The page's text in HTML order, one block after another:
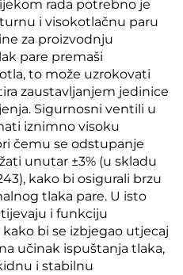
rada potrebno je
i visokotlačnu paru
za proizvodnju
pare premaši
to može uzrokovati
zaustavljanjem jedinice
Sigurnosni ventili u
iznimno visoku
čemu se odstupanje
unutar ±3% (u skladu
kako bi osigurali brzu
tlaka pare. U isto
i funkciju
bi se izbjegao utjecaj
učinak ispuštanja tlaka,
i stabilnu